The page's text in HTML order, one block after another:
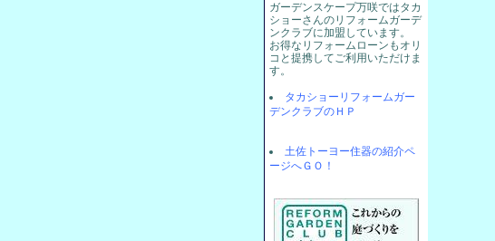
ガーデンスケープ万咲ではタカ
ショーさんのリフォームガーデ
ンクラブに加盟しています。
お得なリフォームローンもオリ
コと提携してご利用いただけま
す。
タカショーリフォームガー
デンクラブのＨＰ
土佐トーヨー住器の紹介ペ
ージへＧＯ！